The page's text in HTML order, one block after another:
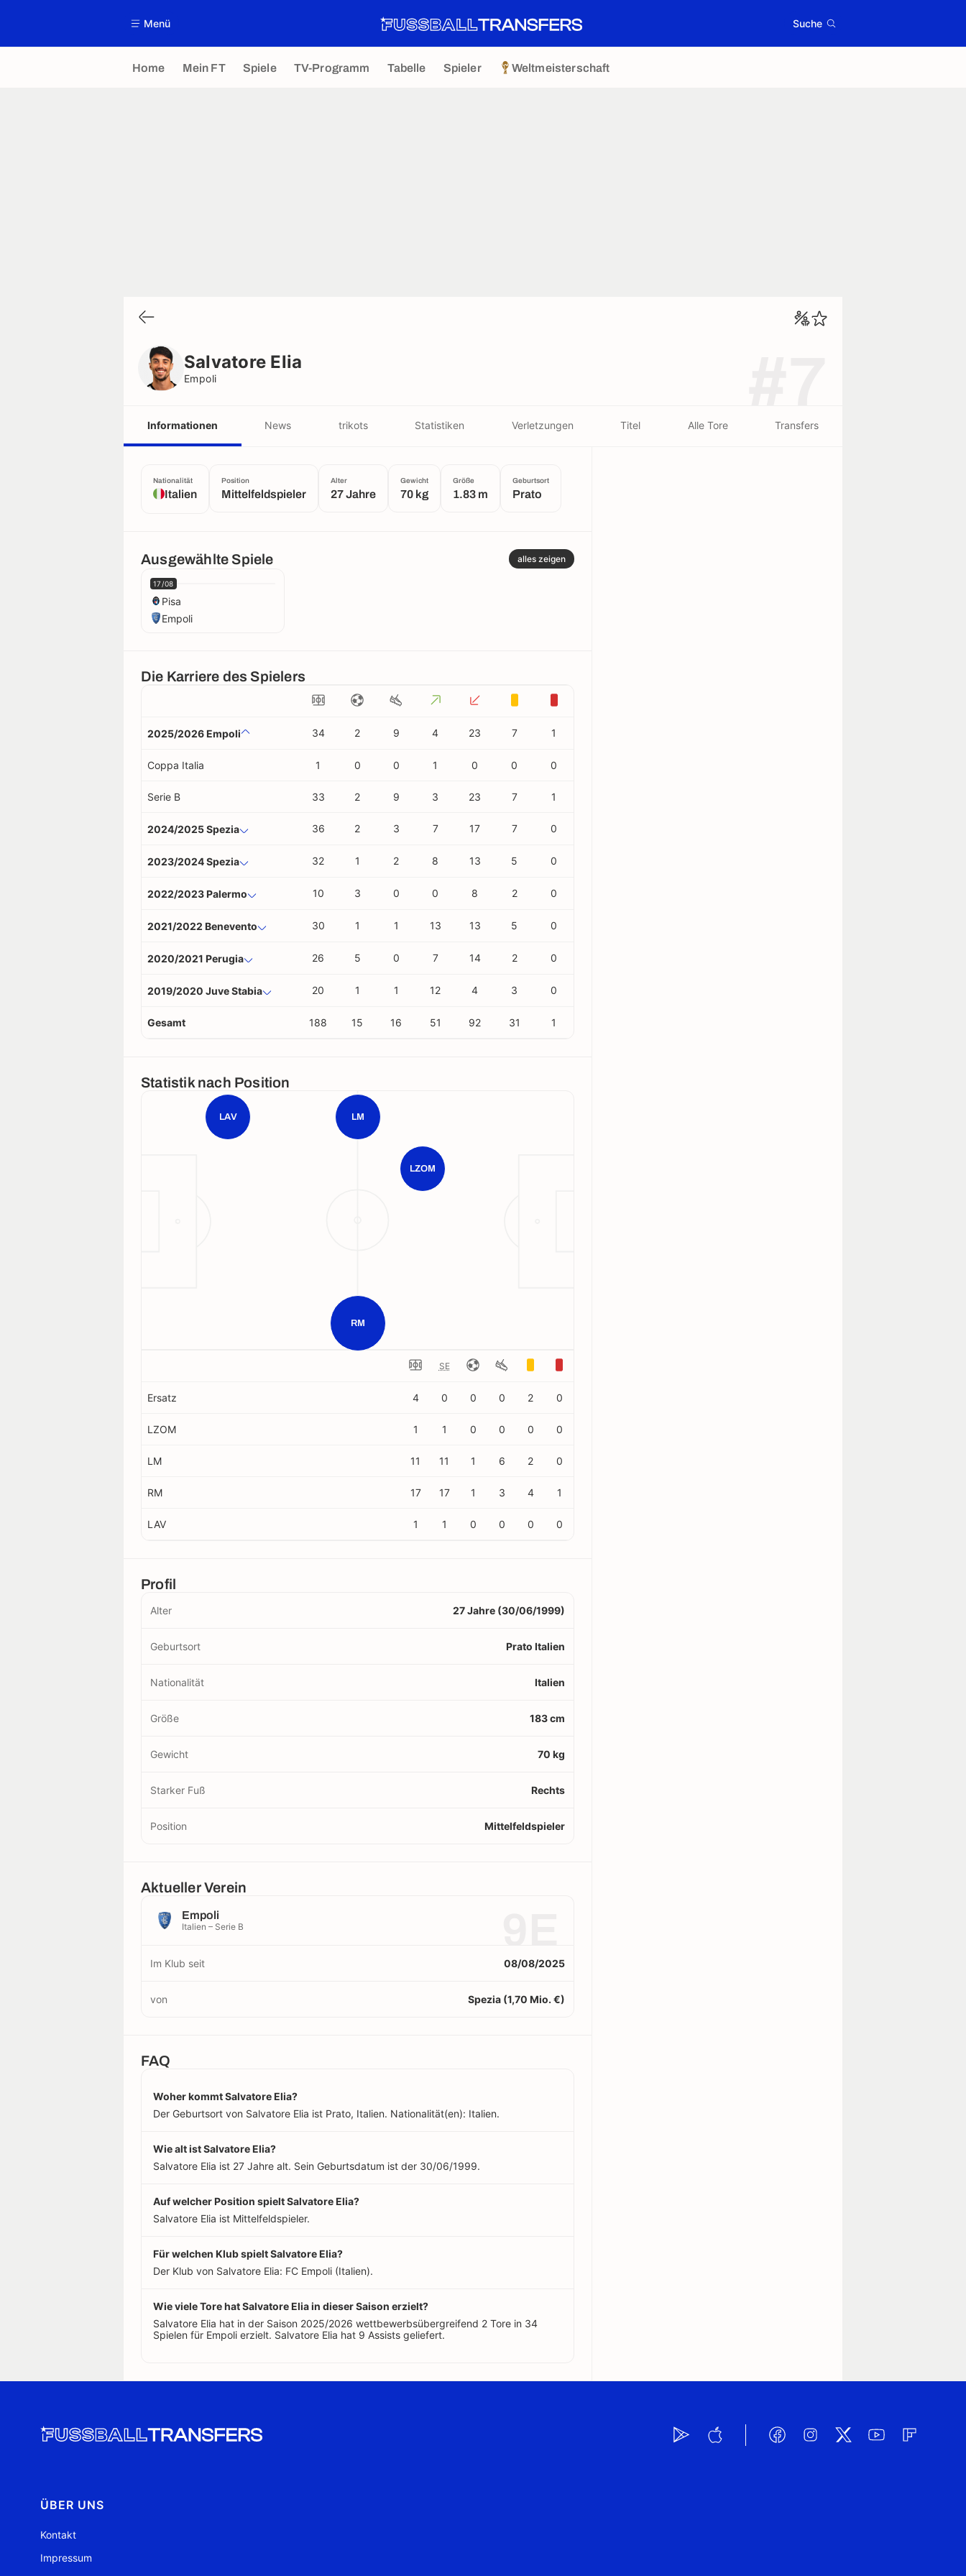
Menü Suche
Home Mein FT Spiele TV-Programm Tabelle Spieler Weltmeisterschaft
Salvatore Elia
Empoli
Informationen News trikots Statistiken Verletzungen Titel Alle Tore Transfers
Nationalität
Italien
Position
Mittelfeldspieler
Alter
27 Jahre
Gewicht
70 kg
Größe
1.83 m
Geburtsort
Prato
Ausgewählte Spiele alles zeigen
17/08
Pisa
Empoli
Die Karriere des Spielers
2025/2026 Empoli 34 2 9 4 23 7 1
Coppa Italia 1 0 0 1 0 0 0
Serie B 33 2 9 3 23 7 1
2024/2025 Spezia 36 2 3 7 17 7 0
2023/2024 Spezia 32 1 2 8 13 5 0
2022/2023 Palermo 10 3 0 0 8 2 0
2021/2022 Benevento 30 1 1 13 13 5 0
2020/2021 Perugia 26 5 0 7 14 2 0
2019/2020 Juve Stabia 20 1 1 12 4 3 0
Gesamt 188 15 16 51 92 31 1
Statistik nach Position
RM
LM
LZOM
LAV
SE
Ersatz 4 0 0 0 2 0
LZOM 1 1 0 0 0 0
LM 11 11 1 6 2 0
RM 17 17 1 3 4 1
LAV 1 1 0 0 0 0
Profil
Alter 27 Jahre (30/06/1999)
Geburtsort Prato Italien
Nationalität Italien
Größe 183 cm
Gewicht 70 kg
Starker Fuß Rechts
Position Mittelfeldspieler
Aktueller Verein
Empoli
Italien – Serie B
Im Klub seit 08/08/2025
von Spezia (1,70 Mio. €)
FAQ
Woher kommt Salvatore Elia?
Der Geburtsort von Salvatore Elia ist Prato, Italien. Nationalität(en): Italien.
Wie alt ist Salvatore Elia?
Salvatore Elia ist 27 Jahre alt. Sein Geburtsdatum ist der 30/06/1999.
Auf welcher Position spielt Salvatore Elia?
Salvatore Elia ist Mittelfeldspieler.
Für welchen Klub spielt Salvatore Elia?
Der Klub von Salvatore Elia: FC Empoli (Italien).
Wie viele Tore hat Salvatore Elia in dieser Saison erzielt?
Salvatore Elia hat in der Saison 2025/2026 wettbewerbsübergreifend 2 Tore in 34
Spielen für Empoli erzielt. Salvatore Elia hat 9 Assists geliefert.
ÜBER UNS
Kontakt
Impressum